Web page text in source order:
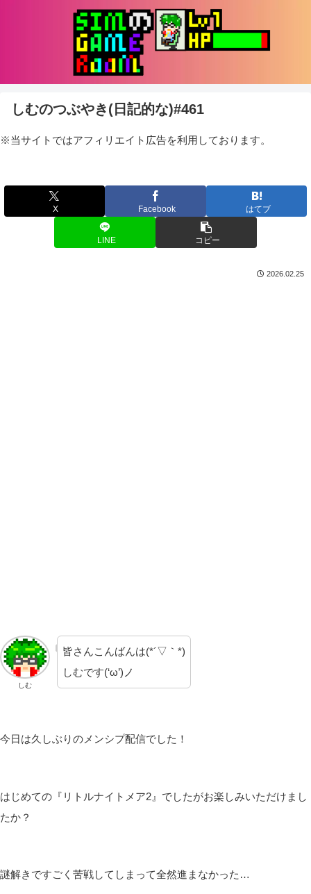
しむのつぶやき(日記的な)#461
※当サイトではアフィリエイト広告を利用しております。
X Facebook はてブ
LINE コピー
2026.02.25
しむ
皆さんこんばんは(*´▽｀*)
しむです(‘ω’)ノ
今日は久しぶりのメンシプ配信でした！
はじめての『リトルナイトメア2』でしたがお楽しみいただけまし
たか？
謎解きですごく苦戦してしまって全然進まなかった…